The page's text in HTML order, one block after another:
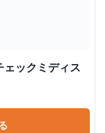
ックミディス